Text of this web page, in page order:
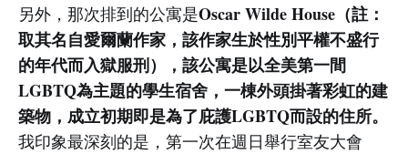
另外，那次排到的公寓是Oscar Wilde House（註：
取其名自愛爾蘭作家，該作家生於性別平權不盛行
的年代而入獄服刑），該公寓是以全美第一間
LGBTQ為主題的學生宿舍，一棟外頭掛著彩虹的建
築物，成立初期即是為了庇護LGBTQ而設的住所。
我印象最深刻的是，第一次在週日舉行室友大會